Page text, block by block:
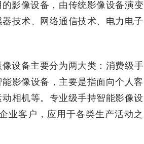
影像设备，由传统影像设备演变
技术、网络通信技术、电力电子
设备主要分为两大类：消费级手
影像设备，主要是指面向个人客
相机等。专业级手持智能影像设
业客户，应用于各类生产活动之